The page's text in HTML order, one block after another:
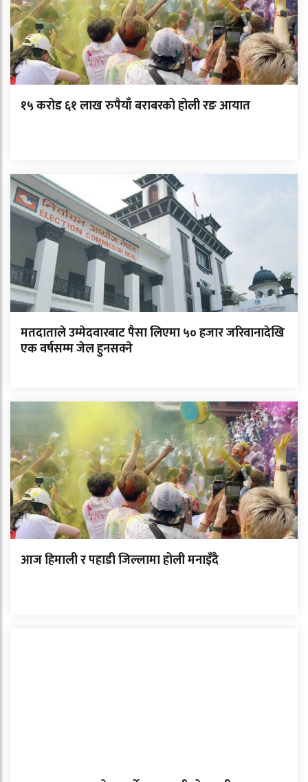
१५ करोड ६१ लाख रुपैयाँ बराबरको होली रङ आयात
मतदाताले उम्मेदवारबाट पैसा लिएमा ५० हजार जरिवानादेखि
एक वर्षसम्म जेल हुनसक्ने
आज हिमाली र पहाडी जिल्लामा होली मनाइँदै